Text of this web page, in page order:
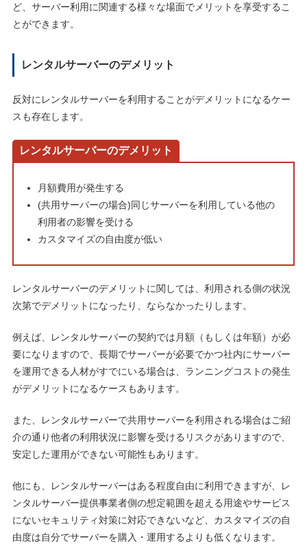
ど、サーバー利用に関連する様々な場面でメリットを享受するこ
とができます。
レンタルサーバーのデメリット
反対にレンタルサーバーを利用することがデメリットになるケー
スも存在します。
レンタルサーバーのデメリット
月額費用が発生する
(共用サーバーの場合)同じサーバーを利用している他の
利用者の影響を受ける
カスタマイズの自由度が低い
レンタルサーバーのデメリットに関しては、利用される側の状況
次第でデメリットになったり、ならなかったりします。
例えば、レンタルサーバーの契約では月額（もしくは年額）が必
要になりますので、長期でサーバーが必要でかつ社内にサーバー
を運用できる人材がすでにいる場合は、ランニングコストの発生
がデメリットになるケースもあります。
また、レンタルサーバーで共用サーバーを利用される場合はご紹
介の通り他者の利用状況に影響を受けるリスクがありますので、
安定した運用ができない可能性もあります。
他にも、レンタルサーバーはある程度自由に利用できますが、レ
ンタルサーバー提供事業者側の想定範囲を超える用途やサービス
にないセキュリティ対策に対応できないなど、カスタマイズの自
由度は自分でサーバーを購入・運用するよりも低くなります。